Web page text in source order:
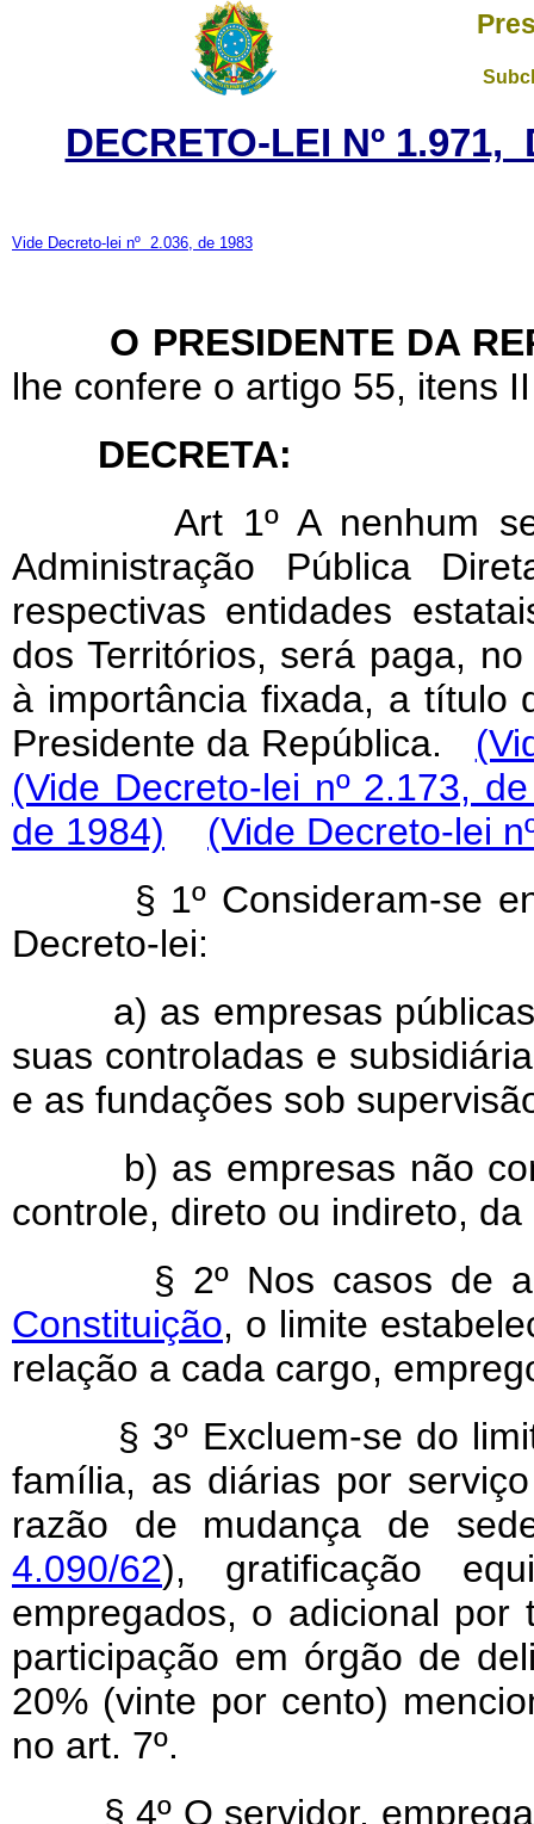
DECRETO-LEI Nº 1.971,
Vide Decreto-lei nº 2.036, de 1983
O PRESIDENTE DA
lhe confere o artigo 55, itens
DECRETA:
Art 1º A nenhum
Administração Pública
respectivas entidades
dos Territórios, será paga,
à importância fixada, a título
Presidente da República.
(Vide Decreto-lei nº 2.173,
de 1984)
(Vide Decreto-lei
§ 1º Consideram-se
Decreto-lei:
a) as empresas
suas controladas e
e as fundações sob
b) as empresas não
controle, direto ou indireto, da
§ 2º Nos casos de
Constituição, o limite
relação a cada cargo,
§ 3º Excluem-se do
família, as diárias por
razão de mudança de
4.090/62), gratificação
empregados, o adicional
participação em órgão de
20% (vinte por cento)
no art. 7º.
§ 4º O servidor,